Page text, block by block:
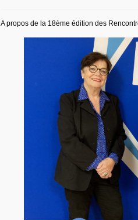
A propos de la 18ème édition des